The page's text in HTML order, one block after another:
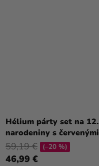
Hélium párty set na 12.
narodeniny s červenými
balónmi
46,99 €
59,19 € (–20 %)